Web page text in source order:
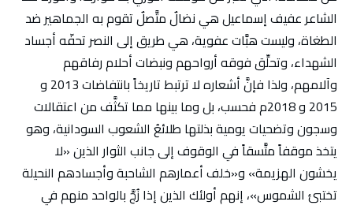
الشاعر عفيف إسماعيل هي نضالٌ متَّصلٌ تقوم به الجماهير ضد
الطغاة، وليست هبَّات عفوية، هي طريق إلى النصر تحفّه أجساد
الشهداء، وتحلِّق فوقه أرواحهم ونبضات أحلام رفاقهم
وآلامهم، ولذا فإنَّ أشعاره لا ترتبط تاريخاً بانتفاضات 2013 و
2015 و 2018م فحسب، بل وما بينها مما تكثَّف من اعتقالات
وسجون وتضحيات يومية بذلتها طلائعُ الشعوب السودانية، وهو
يتخذ موقفاً متَّسقاً في الوقوف إلى جانب الثوار الذين «لا
يخشون الهزيمة» و«خلف أعمارهم الشاحبة وأجسادهم النحيلة
تختبئ الشموس»، إنهم أولئك الذين إذا زُجَّ بالواحد منهم في